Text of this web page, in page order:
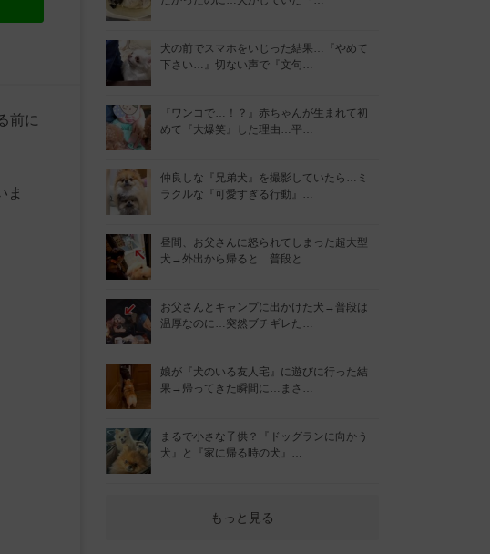
前に
ま
犬の前でスマホをいじった結果…『やめて
下さい…』切ない声で『文句…
『ワンコで…！？』赤ちゃんが生まれて初
めて『大爆笑』した理由…平…
仲良しな『兄弟犬』を撮影していたら…ミ
ラクルな『可愛すぎる行動』…
昼間、お父さんに怒られてしまった超大型
犬→外出から帰ると…普段と…
お父さんとキャンプに出かけた犬→普段は
温厚なのに…突然ブチギレた…
娘が『犬のいる友人宅』に遊びに行った結
果→帰ってきた瞬間に…まさ…
まるで小さな子供？『ドッグランに向かう
犬』と『家に帰る時の犬』…
もっと見る